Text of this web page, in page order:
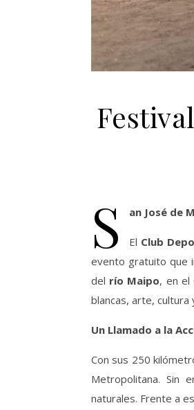
S an José de
El Club
evento gratuito que
del río Maipo, en el
blancas, arte,
Un Llamado a la
Con sus 250
Metropolitana. Sin
naturales. Frente a